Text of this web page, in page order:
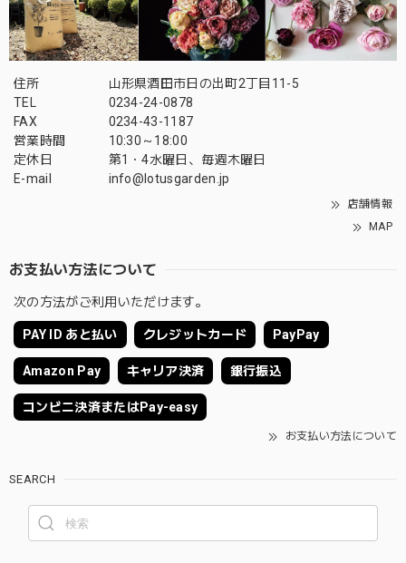
住所
山形県酒田市日の出町2丁目11-5
TEL
0234-24-0878
FAX
0234-43-1187
営業時間
10:30～18:00
定休日
第1・4水曜日、毎週木曜日
E-mail
info@lotusgarden.jp
店舗情報
MAP
お支払い方法について
次の方法がご利用いただけます。
PAY ID あと払い クレジットカード PayPay
Amazon Pay キャリア決済 銀行振込
コンビニ決済またはPay-easy
お支払い方法について
SEARCH